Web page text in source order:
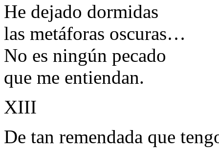
He dejado dormidas
las metáforas oscuras…
No es ningún pecado
que me entiendan.
XIII
De tan remendada que